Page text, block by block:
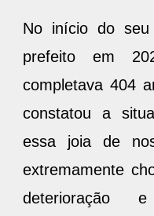
No início do seu
prefeito em
completava 404
constatou a
essa joia de
extremamente